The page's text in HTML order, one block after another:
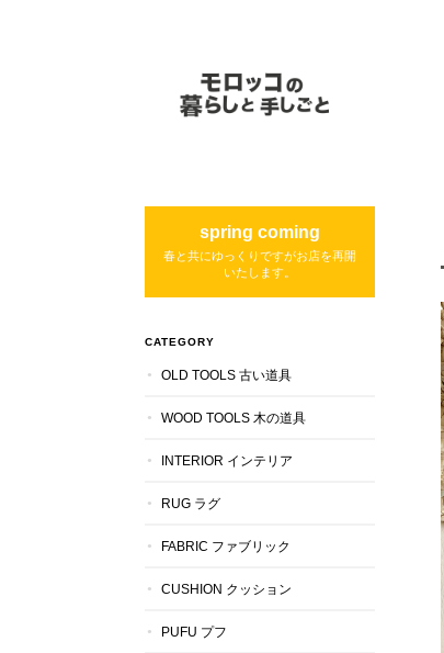
spring coming
春と共にゆっくりですがお店を再開
いたします。
CATEGORY
OLD TOOLS 古い道具
WOOD TOOLS 木の道具
INTERIOR インテリア
RUG ラグ
FABRIC ファブリック
CUSHION クッション
PUFU プフ